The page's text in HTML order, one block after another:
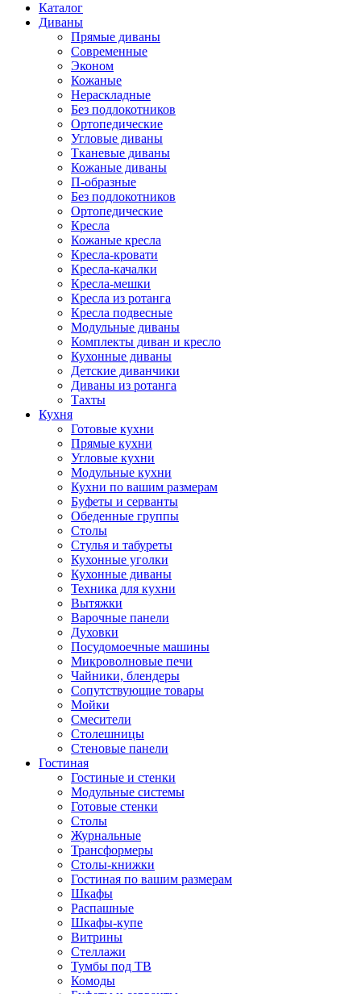
Каталог
Диваны
Прямые диваны
Современные
Эконом
Кожаные
Нераскладные
Без подлокотников
Ортопедические
Угловые диваны
Тканевые диваны
Кожаные диваны
П-образные
Без подлокотников
Ортопедические
Кресла
Кожаные кресла
Кресла-кровати
Кресла-качалки
Кресла-мешки
Кресла из ротанга
Кресла подвесные
Модульные диваны
Комплекты диван и кресло
Кухонные диваны
Детские диванчики
Диваны из ротанга
Тахты
Кухня
Готовые кухни
Прямые кухни
Угловые кухни
Модульные кухни
Кухни по вашим размерам
Буфеты и серванты
Обеденные группы
Столы
Стулья и табуреты
Кухонные уголки
Кухонные диваны
Техника для кухни
Вытяжки
Варочные панели
Духовки
Посудомоечные машины
Микроволновые печи
Чайники, блендеры
Сопутствующие товары
Мойки
Смесители
Столешницы
Стеновые панели
Гостиная
Гостиные и стенки
Модульные системы
Готовые стенки
Столы
Журнальные
Трансформеры
Столы-книжки
Гостиная по вашим размерам
Шкафы
Распашные
Шкафы-купе
Витрины
Стеллажи
Тумбы под ТВ
Комоды